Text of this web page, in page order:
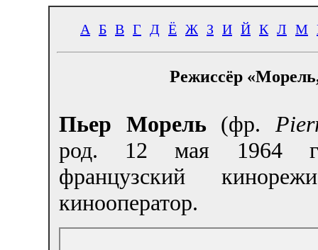
А Б В Г Д Ё Ж З И Й К Л М
Режиссёр
Пьер Морель(фр.
род. 12 мая 1964
французский
кинооператор.